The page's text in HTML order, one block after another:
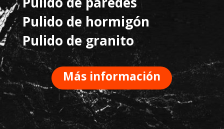
Pulido de hormigón
Pulido de granito
Más información